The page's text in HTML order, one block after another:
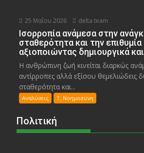
25 Μαΐου 2026 delta team
Ισορροπία ανάμεσα στην
σταθερότητα και την επιθυμία
αξιοποιώντας δημιουργικά
Η ανθρώπινη ζωή κινείται διαρκώς
αντίρροπες αλλά εξίσου θεμελιώδεις
σταθερότητα και...
Αναλύσεις Τ. Νοημοσύνη
Πολιτική